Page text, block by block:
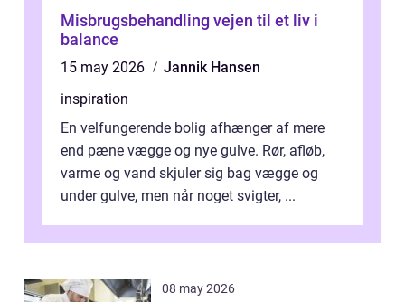
Misbrugsbehandling vejen til et liv i
balance
15 may 2026
Jannik Hansen
inspiration
En velfungerende bolig afhænger af mere
end pæne vægge og nye gulve. Rør, afløb,
varme og vand skjuler sig bag vægge og
under gulve, men når noget svigter, ...
08 may 2026